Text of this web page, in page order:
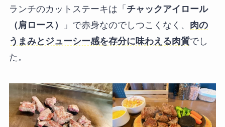
ランチのカットステーキは「 チャックアイロール
（肩ロース）
」で赤身なのでしつこくなく、 肉の
うまみとジューシー感を存分に味わえる肉質でし
た。